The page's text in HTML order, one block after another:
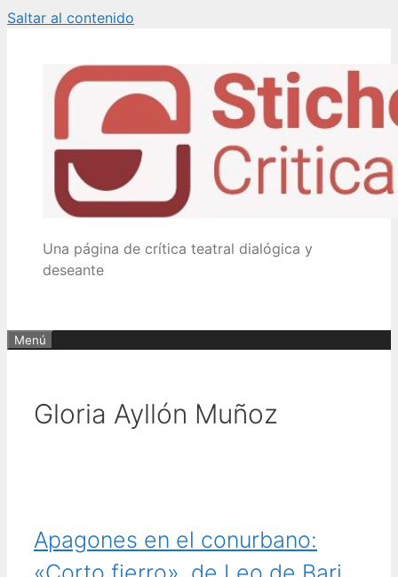
Saltar al contenido
Una página de crítica teatral dialógica y
deseante
Menú
Gloria Ayllón Muñoz
Apagones en el conurbano: